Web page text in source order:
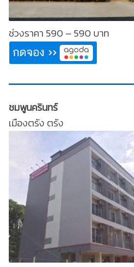
ช่วงราคา 590 – 590 บาท
ชมพูนครินทร์
เมืองตรัง ตรัง